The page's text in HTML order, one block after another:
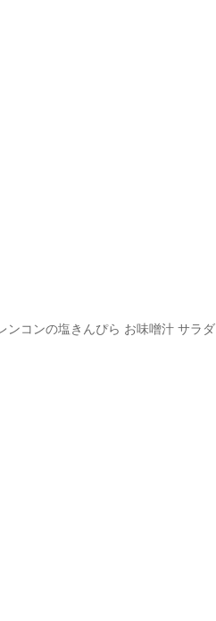
ンコンの塩きんぴら お味噌汁 サラダ